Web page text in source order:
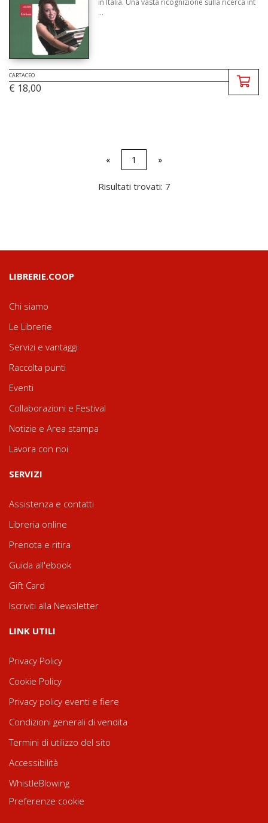
in Italia. Una vasta ricognizione sulla ricerca int
...
CARTACEO
€ 18,00
« 1 »
Risultati trovati: 7
LIBRERIE.COOP
Chi siamo
Le Librerie
Servizi e vantaggi
Raccolta punti
Eventi
Collaborazioni e Festival
Notizie e Area stampa
Lavora con noi
SERVIZI
Assistenza e contatti
Libreria online
Prenota e ritira
Guida all'ebook
Gift Card
Iscriviti alla Newsletter
LINK UTILI
Privacy Policy
Cookie Policy
Privacy policy eventi e fiere
Condizioni generali di vendita
Termini di utilizzo del sito
Accessibilità
WhistleBlowing
Preferenze cookie